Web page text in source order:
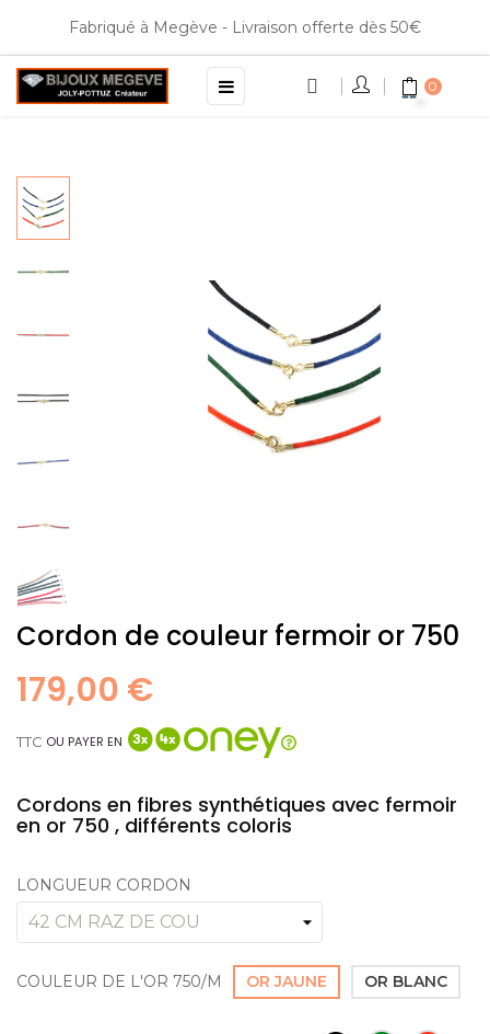
Fabriqué à Megève - Livraison offerte dès 50€
Basculer
la
☰ 0
Cordon de couleur fermoir or 750
179,00 €
TTC OU PAYER EN
Cordons en fibres synthétiques avec fermoir
en or 750 , différents coloris
LONGUEUR CORDON
COULEUR DE L'OR 750/M OR JAUNE OR BLANC